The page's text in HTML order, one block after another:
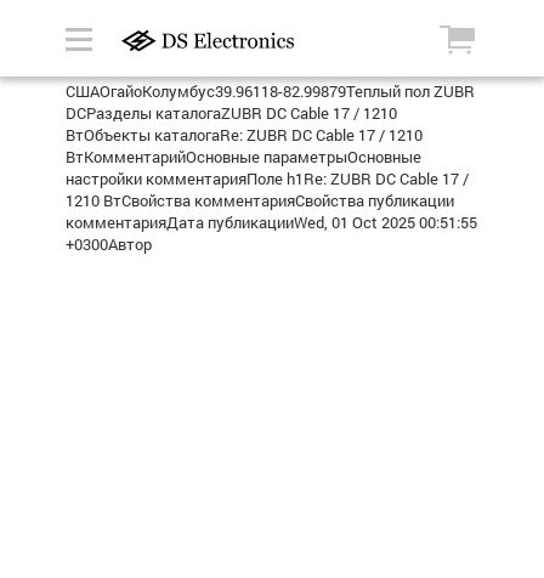
СШАОгайоКолумбус39.96118-82.99879Теплый пол ZUBR
DCРазделы каталогаZUBR DC Cable 17 / 1210
ВтОбъекты каталогаRe: ZUBR DC Cable 17 / 1210
ВтКомментарийОсновные параметрыОсновные
настройки комментарияПоле h1Re: ZUBR DC Cable 17 /
1210 ВтСвойства комментарияСвойства публикации
комментарияДата публикацииWed, 01 Oct 2025 00:51:55
+0300Автор